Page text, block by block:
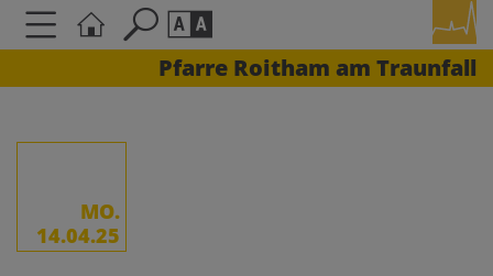
Pfarre Roitham am Traunfall
Schriftgröße
AA
MO.
14.04.25